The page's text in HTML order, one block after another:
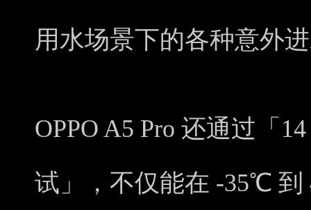
用水场景下的各种意外
OPPO A5 Pro 还通过「
试」，不仅能在 -35℃